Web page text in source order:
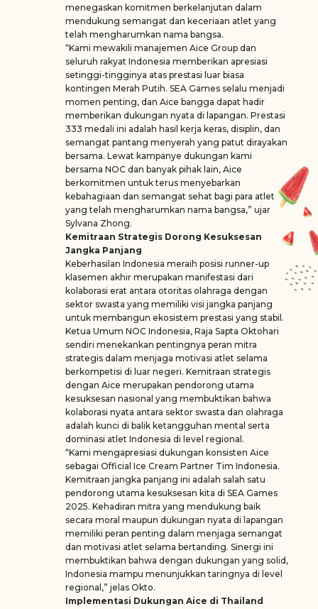
menegaskan komitmen berkelanjutan dalam
mendukung semangat dan keceriaan atlet yang
telah mengharumkan nama bangsa.
“Kami mewakili manajemen Aice Group dan
seluruh rakyat Indonesia memberikan apresiasi
setinggi-tingginya atas prestasi luar biasa
kontingen Merah Putih. SEA Games selalu menjadi
momen penting, dan Aice bangga dapat hadir
memberikan dukungan nyata di lapangan. Prestasi
333 medali ini adalah hasil kerja keras, disiplin, dan
semangat pantang menyerah yang patut dirayakan
bersama. Lewat kampanye dukungan kami
bersama NOC dan banyak pihak lain, Aice
berkomitmen untuk terus menyebarkan
kebahagiaan dan semangat sehat bagi para atlet
yang telah mengharumkan nama bangsa,” ujar
Sylvana Zhong.
Kemitraan Strategis Dorong Kesuksesan
Jangka Panjang
Keberhasilan Indonesia meraih posisi runner-up
klasemen akhir merupakan manifestasi dari
kolaborasi erat antara otoritas olahraga dengan
sektor swasta yang memiliki visi jangka panjang
untuk membangun ekosistem prestasi yang stabil.
Ketua Umum NOC Indonesia, Raja Sapta Oktohari
sendiri menekankan pentingnya peran mitra
strategis dalam menjaga motivasi atlet selama
berkompetisi di luar negeri. Kemitraan strategis
dengan Aice merupakan pendorong utama
kesuksesan nasional yang membuktikan bahwa
kolaborasi nyata antara sektor swasta dan olahraga
adalah kunci di balik ketangguhan mental serta
dominasi atlet Indonesia di level regional.
“Kami mengapresiasi dukungan konsisten Aice
sebagai Official Ice Cream Partner Tim Indonesia.
Kemitraan jangka panjang ini adalah salah satu
pendorong utama kesuksesan kita di SEA Games
2025. Kehadiran mitra yang mendukung baik
secara moral maupun dukungan nyata di lapangan
memiliki peran penting dalam menjaga semangat
dan motivasi atlet selama bertanding. Sinergi ini
membuktikan bahwa dengan dukungan yang solid,
Indonesia mampu menunjukkan taringnya di level
regional,” jelas Okto.
Implementasi Dukungan Aice di Thailand